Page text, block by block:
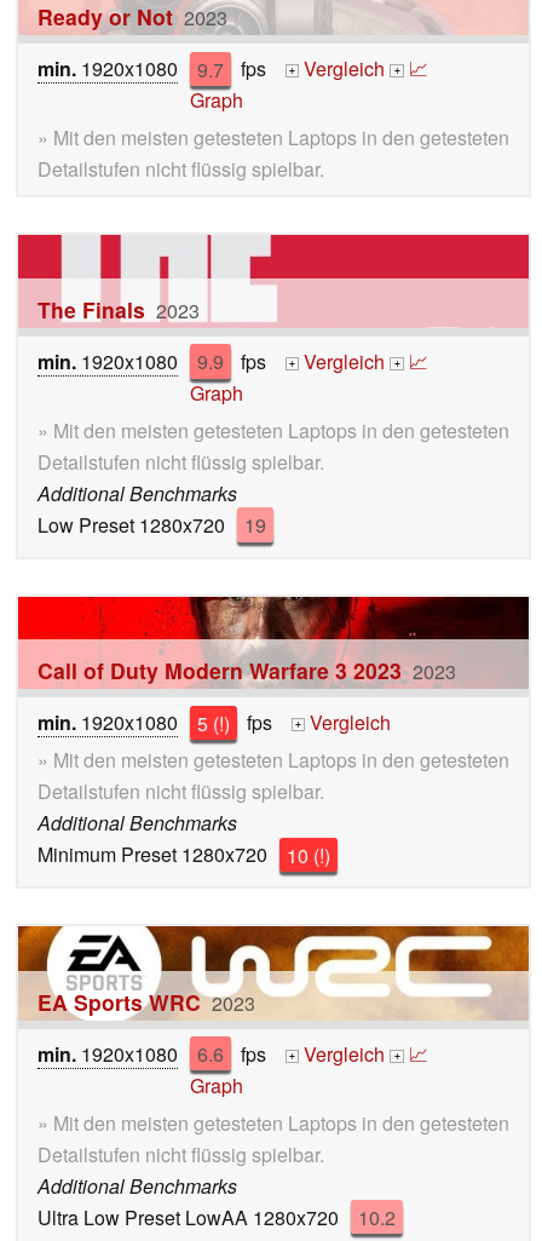
Ready or Not 2023
min. 1920x1080 9.7 fps + Vergleich + 📈
Graph
» Mit den meisten getesteten Laptops in den getesteten
Detailstufen nicht flüssig spielbar.
The Finals 2023
min. 1920x1080 9.9 fps + Vergleich + 📈
Graph
» Mit den meisten getesteten Laptops in den getesteten
Detailstufen nicht flüssig spielbar.
Additional Benchmarks
Low Preset 1280x720
19
Call of Duty Modern Warfare 3 2023 2023
min. 1920x1080 5 (!) fps +
Vergleich
» Mit den meisten getesteten Laptops in den getesteten
Detailstufen nicht flüssig spielbar.
Additional Benchmarks
Minimum Preset 1280x720
10 (!)
EA Sports WRC 2023
min. 1920x1080 6.6 fps + Vergleich + 📈
Graph
» Mit den meisten getesteten Laptops in den getesteten
Detailstufen nicht flüssig spielbar.
Additional Benchmarks
Ultra Low Preset LowAA 1280x720
10.2